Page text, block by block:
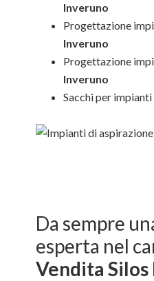
Inveruno
Progettazione
Inveruno
Progettazione
Inveruno
Sacchi per
Da sempre
esperta nel
Vendita